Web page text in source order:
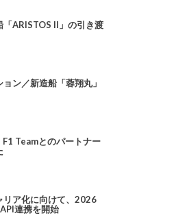
ARISTOS II」の引き渡
ン／新造船「蓉翔丸」
Teamとのパートナー
リア化に向けて、2026
連携を開始